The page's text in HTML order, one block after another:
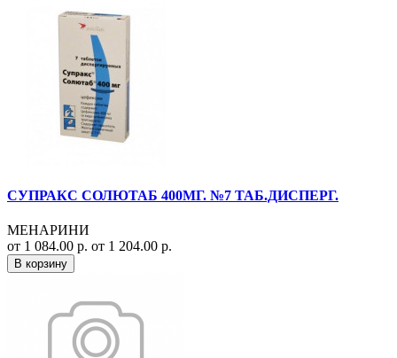
СУПРАКС СОЛЮТАБ 400МГ. №7 ТАБ.ДИСПЕРГ.
МЕНАРИНИ
от 1 084.00 р. от 1 204.00 р.
В корзину